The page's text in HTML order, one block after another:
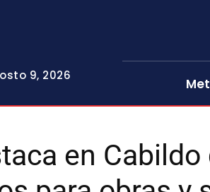
9, 2026
en Cabildo